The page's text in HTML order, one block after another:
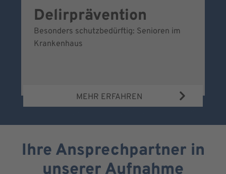
Delirprävention
Besonders schutzbedürftig: Senioren im
Krankenhaus
MEHR ERFAHREN
Ihre Ansprechpartner in